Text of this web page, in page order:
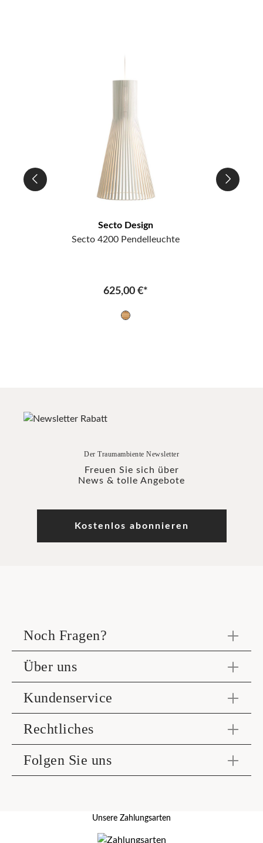
Secto Design
Secto 4200 Pendelleuchte
625,00 €*
Der Traumambiente Newsletter
Freuen Sie sich über
News & tolle Angebote
Kostenlos abonnieren
Noch Fragen?
Über uns
Kundenservice
Rechtliches
Folgen Sie uns
Unsere Zahlungsarten